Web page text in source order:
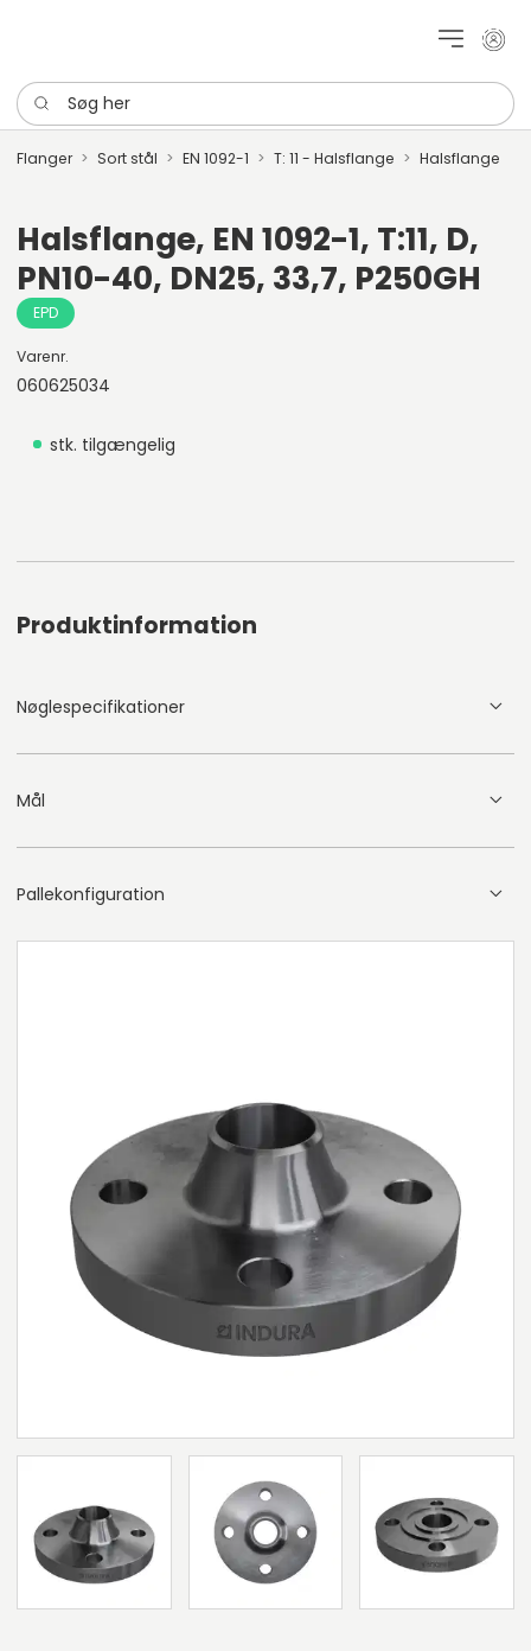
Mit
Søg her
Flanger Sort stål EN 1092-1 T: 11 - Halsflange Halsflange
Halsflange, EN 1092-1, T:11, D,
PN10-40, DN25, 33,7, P250GH
EPD
Varenr.
060625034
stk. tilgængelig
Produktinformation
Nøglespecifikationer
Mål
Pallekonfiguration